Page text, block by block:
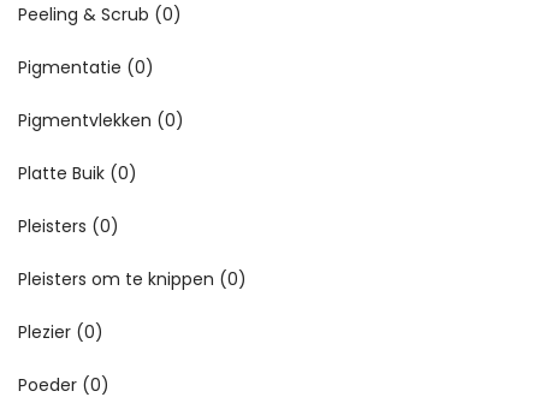
Peeling & Scrub (0)
Pigmentatie (0)
Pigmentvlekken (0)
Platte Buik (0)
Pleisters (0)
Pleisters om te knippen (0)
Plezier (0)
Poeder (0)